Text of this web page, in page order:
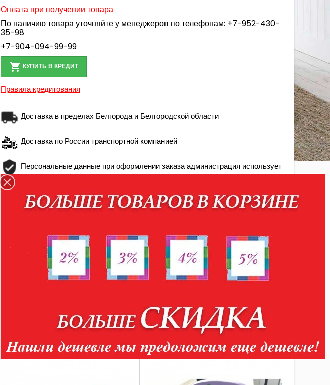
Оплата при получении товара
По наличию товара уточняйте у менеджеров по телефонам: +7-952-430-
35-98
+7-904-094-99-99
 КУПИТЬ В КРЕДИТ
Правила кредитования
Доставка в пределах Белгорода и Белгородской области
Доставка по России транспортной компанией
Персональные данные при оформлении заказа администрация использует
для связи и идентификации